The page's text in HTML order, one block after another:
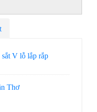
V lỗ lắp rắp
Thơ